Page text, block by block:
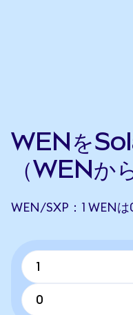
WENを
（WENか
WEN/SXP：1 WEN